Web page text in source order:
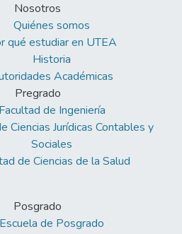
Nosotros
Quiénes somos
qué estudiar en UTEA
Historia
Académicas
Pregrado
Facultad de Ingeniería
Ciencias Jurídicas Contables y
Sociales
de Ciencias de la Salud
Posgrado
Escuela de Posgrado